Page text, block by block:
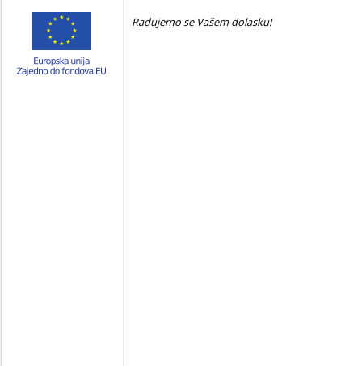
Radujemo se Vašem dolasku!